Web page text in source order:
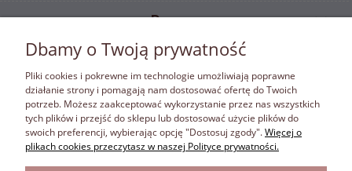
Pomoc
Informacje
ZAKAZ KOPIOWANIA
Materiały umieszczone w sklepie internetowym bonafora.pl objęte są ochroną wynikającą z
ustawy z dnia 4 lutego 1994 r. o prawie autorskim i prawach pokrewnych. Właścicielem
autorskich praw majątkowych jest firma Bona Fora. Właściciel autorskich praw majątkowych
zastrzega w rozumieniu art. 25 ust.1 pkt.1 ustawy z dnia 4 lutego 1994 r. o prawie autorskim
Dbamy o Twoją prywatność
Pliki cookies i pokrewne im technologie umożliwiają poprawne
działanie strony i pomagają nam dostosować ofertę do Twoich
potrzeb. Możesz zaakceptować wykorzystanie przez nas wszystkich
tych plików i przejść do sklepu lub dostosować użycie plików do
swoich preferencji, wybierając opcję "Dostosuj zgody".Więcej o
plikach cookies przeczytasz w naszej Polityce prywatności.